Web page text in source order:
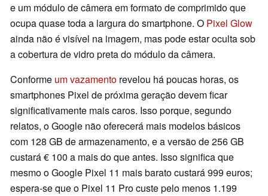
e um módulo de câmera em formato de comprimido que
ocupa quase toda a largura do smartphone. O Pixel Glow
ainda não é visível na imagem, mas pode estar oculta sob
a cobertura de vidro preta do módulo da câmera.
Conforme um vazamento revelou há poucas horas, os
smartphones Pixel de próxima geração devem ficar
significativamente mais caros. Isso porque, segundo
relatos, o Google não oferecerá mais modelos básicos
com 128 GB de armazenamento, e a versão de 256 GB
custará € 100 a mais do que antes. Isso significa que
mesmo o Google Pixel 11 mais barato custará 999 euros;
espera-se que o Pixel 11 Pro custe pelo menos 1.199